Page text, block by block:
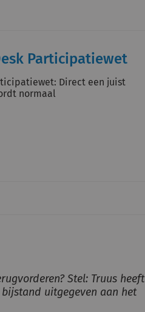
Participatiewet
Direct een juist
normaal
Stel: Truus heeft
uitgegeven aan het